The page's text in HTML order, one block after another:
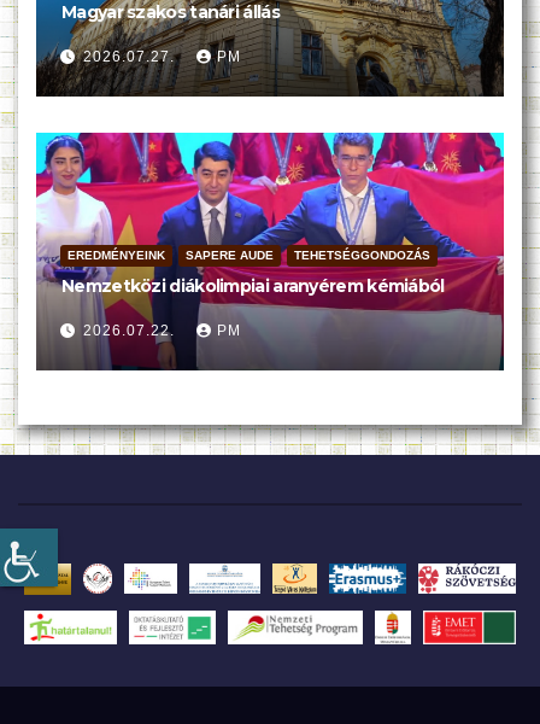
Magyar szakos tanári állás
2026.07.27. PM
EREDMÉNYEINK SAPERE AUDE TEHETSÉGGONDOZÁS
Nemzetközi diákolimpiai aranyérem kémiából
2026.07.22. PM